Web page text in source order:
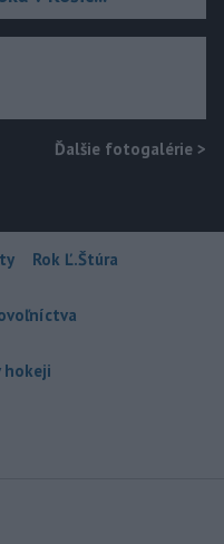
Ďalšie fotogalérie >
Rok Ľ.Štúra
hokeji